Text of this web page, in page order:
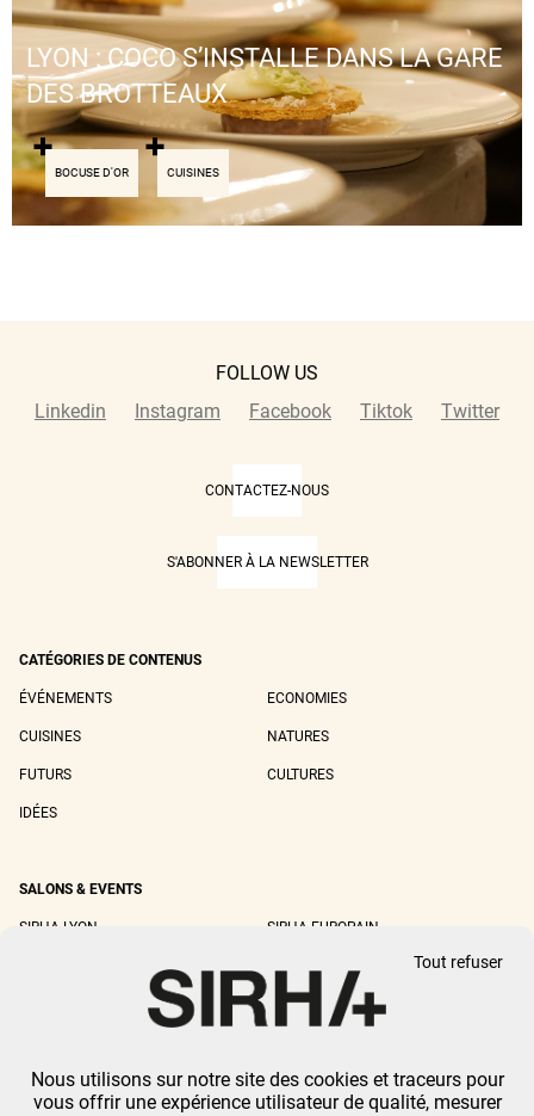
BOCUSE D'OR CUISINES
LYON : COCO S’INSTALLE DANS LA GARE
DES BROTTEAUX
FOLLOW US
Linkedin
Instagram Facebook Tiktok Twitter
CONTACTEZ-NOUS
S'ABONNER À LA NEWSLETTER
CATÉGORIES DE CONTENUS
ÉVÉNEMENTS ECONOMIES
CUISINES NATURES
FUTURS CULTURES
IDÉES
SALONS & EVENTS
SIRHA LYON SIRHA EUROPAIN
SIRHA WORLD PASTRY CUP
MENTIONS LÉGALES -CGU-POLITIQUE DE CONFIDENTIALITÉ-GESTION DES
COOKIES
Nous utilisons sur notre site des cookies et traceurs pour
vous offrir une expérience utilisateur de qualité, mesurer
Tout refuser